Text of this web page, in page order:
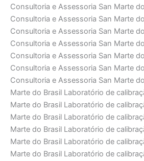
Consultoria e Assessoria San Marte do
Consultoria e Assessoria San Marte do
Consultoria e Assessoria San Marte do
Consultoria e Assessoria San Marte do
Consultoria e Assessoria San Marte do
Consultoria e Assessoria San Marte do
Consultoria e Assessoria San Marte
Marte do Brasil Laboratório de
Marte do Brasil Laboratório de
Marte do Brasil Laboratório de
Marte do Brasil Laboratório de
Marte do Brasil Laboratório de
Marte do Brasil Laboratório de